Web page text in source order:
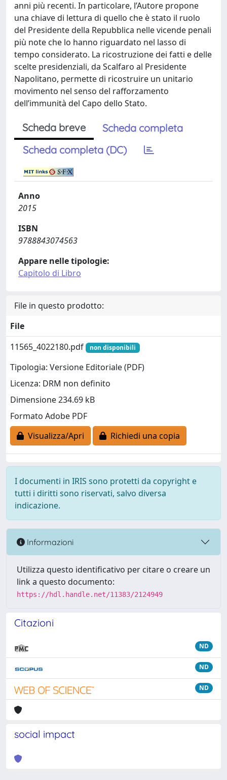
anni più recenti. In particolare, l’Autore propone
una chiave di lettura di quello che è stato il ruolo
del Presidente della Repubblica nelle vicende penali
più note che lo hanno riguardato nel lasso di
tempo considerato. La ricostruzione dei fatti e delle
scelte presidenziali, da Scalfaro al Presidente
Napolitano, permette di ricostruire un unitario
movimento nel senso del rafforzamento
dell’immunità del Capo dello Stato.
Scheda breve
Scheda completa
Scheda completa (DC)
Anno
2015
ISBN
9788843074563
Appare nelle tipologie:
Capitolo di Libro
File in questo prodotto:
File
11565_4022180.pdf
non disponibili
Tipologia: Versione Editoriale (PDF)
Licenza: DRM non definito
Dimensione 234.69 kB
Formato Adobe PDF
Visualizza/Apri
Richiedi una copia
I documenti in IRIS sono protetti da copyright e
tutti i diritti sono riservati, salvo diversa
indicazione.
Informazioni
Utilizza questo identificativo per citare o creare un
link a questo documento:
https://hdl.handle.net/11383/2124949
Citazioni
ND
ND
ND
social impact